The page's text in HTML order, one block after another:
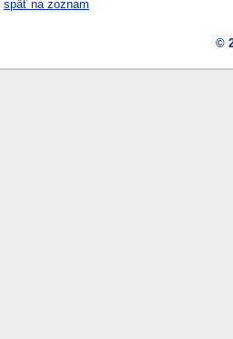
späť na zoznam
©